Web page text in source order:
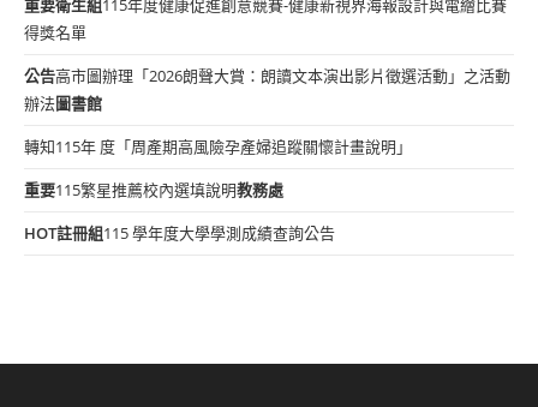
重要衛生組115年度健康促進創意競賽-健康新視界海報設計與電繪比賽
得獎名單
公告高市圖辦理「2026朗聲大賞：朗讀文本演出影片徵選活動」之活動
辦法圖書館
轉知115年 度「周產期高風險孕產婦追蹤關懷計畫說明」
重要115繁星推薦校內選填說明教務處
HOT註冊組115 學年度大學學測成績查詢公告